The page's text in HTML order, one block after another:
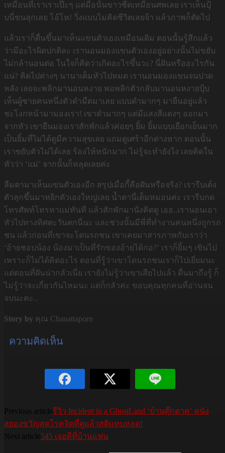
เหมือนที่เราเราเป๊ะๆ แต่มือนั้นขาวซีดเหมือนศพเลย เราเห็นปุ้
บนี่ขนลุกเลย โอ้โห! วิ่งแบบไม่คิดชีวิตเลยจ้า แล้วภาพก็ตัดไป
แล้วเราก็ตื่นขึ้นมาเห็นแขนตัวเองเหมือนเดิม ตอนนั้นรู้สึกแล้ว
ว่ามีอะไรผิดปกติละ เรานอนมองแขนตัวเองอยู่อย่างนั้นไม่ขยับ
ไม่กล้านอนต่อ ในใจก็คิดว่าเกิดอะไรขึ้นวะ? นี่ฝันหรืออะไรกัน
แน่? คิดไปต่างๆ นานาเต็มหัวไปหมด เรานอนมองแขนจนปวด
หลัง เลยจะพลิกมานอนหงาย พอพลิกตัวกลับมานอนหงายปุ้บ
เห็นผู้ชายคนหนึ่งตัวดำมืดมาเลย แบบดำมากๆ มายืนอยู่แล้ว
ชะโงกหน้ามามองเรา! เขาดำมากๆ แต่มีแสงสีแดงๆ ออกมา
จากหัว เขายืนมองเราสักพักแล้วค่อยๆ ยิ้ม ยิ้มแบบเยือกเย็นมาก
เป็นยิ้มที่ไม่ได้ดูมีความสุขเลย แถมดูเศร้าอีกต่างหาก ตอนนั้น
เราขยับตัวไม่ได้เลย ร้องไห้หนักมาก ไม่รู้จะทำยังไง เลยคิดใน
หัวว่า ‘แม่’ จากนั้นก็หลุดเลยค่ะ
ลืมตามาเห็นเเขนตัวเองอีก สรุปเมื่อกี้คือฝันหรือจริง? เรารีบเด้ง
ตัวลุกขึ้นมาหยิกตัวเองใหญ่เลย น้ำตานี่เต็มหมอนค่ะ เรารีบกด
โทรศัพท์โทรหาแม่ทันที แล้วสักพักมานั่งคิดดู เออ..เรานอนเอา
หัวไปทางทิศตะวันตกนี่นะ และช่วงนั้นมีพี่ที่ทำงานคนหนึ่งถูกรถ
ชน แล้วก่อนที่เขาจะโดนรถชน เขาเคยมาสารภาพกับเราว่า
‘อ้ายชอบน้อง น้องมาเป็นที่รักของอ้ายได้ก่อ?’ เราก็ยิ้มๆ เขินไป
เพราะก็ไม่ได้คิดอะไร ตอนที่รู้ว่าเขาโดนรถชนเราก็ไปเยี่ยมนะ
แต่ตอนที่ฝันน่ากลัวเนี่ย เรายังไม่รู้ว่าเขาเสียไปแล้ว ตื่นมาถึงรู้ ก็
ไม่รู้ว่าจะเกี่ยวกันไหมนะ แต่ก็กลัวค่ะ ขอบคุณทุกคนที่อ่านจน
จบนะคะ..
Story by คุณ Chanattaporn
ความคิดเห็น
Previous articleรีวิว Incident in a GhostLand ‘บ้านตุ๊กตาดุ’ หนัง
สยองขวัญสุดโรคจิตที่ดูแล้วสติแทบหลุด!
Next article545 เจอดีที่บ้านแฟน